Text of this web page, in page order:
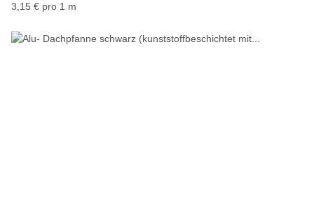
3,15 € pro 1 m